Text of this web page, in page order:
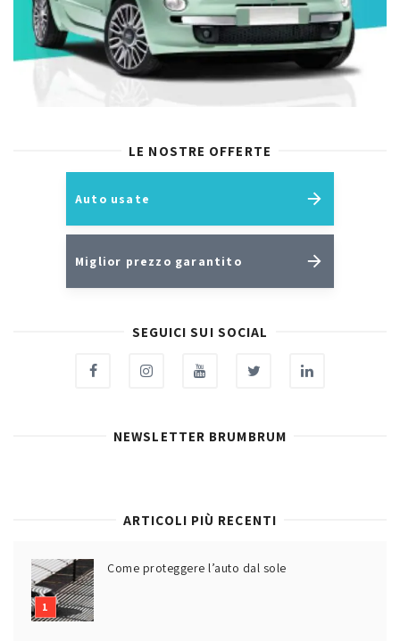
LE NOSTRE OFFERTE
Auto usate
Miglior prezzo garantito
SEGUICI SUI SOCIAL
NEWSLETTER BRUMBRUM
ARTICOLI PIÙ RECENTI
Come proteggere l’auto dal sole